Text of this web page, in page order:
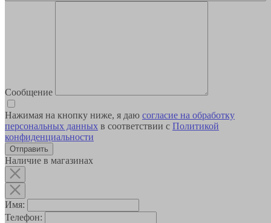
Сообщение
Нажимая на кнопку ниже, я даю согласие на обработку
персональных данных в соответствии с Политикой
конфиденциальности
Наличие в магазинах
Имя:
Телефон: